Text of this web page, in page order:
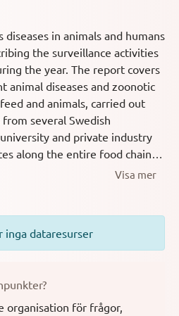
in animals and humans
the surveillance activities
the year. The report covers
animal diseases and zoonotic
and animals, carried out
several Swedish
and private industry
along the entire food chain,
Visa mer
inga dataresurser
organisation för frågor,